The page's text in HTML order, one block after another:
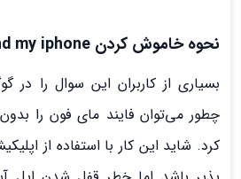
نحوه خاموش كردن find my iphone بدون پسورد
بسیاری از کاربران این سوال را در
چطور می‌توان فایند مای فون را
کرد. شاید این کار با استفاده از